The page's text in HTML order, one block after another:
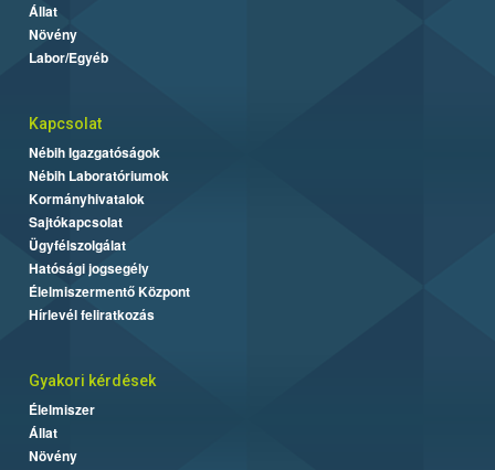
Állat
Növény
Labor/Egyéb
Kapcsolat
Nébih Igazgatóságok
Nébih Laboratóriumok
Kormányhivatalok
Sajtókapcsolat
Ügyfélszolgálat
Hatósági jogsegély
Élelmiszermentő Központ
Hírlevél feliratkozás
Gyakori kérdések
Élelmiszer
Állat
Növény